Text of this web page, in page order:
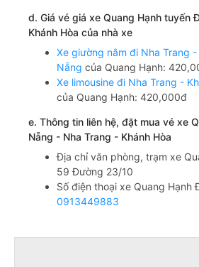
d. Giá vé giá xe Quang Hạnh tuyến
Khánh Hòa của nhà xe
Xe giường nằm đi Nha Trang
Nẵng của Quang Hạnh:
Xe limousine đi Nha Trang -
của Quang Hạnh: 420,000đ
e. Thông tin liên hệ, đặt mua vé xe
Nẵng - Nha Trang - Khánh Hòa
Địa chỉ văn phòng, trạm xe
59 Đường 23/10
Số điện thoại xe Quang Hạnh
0913449883